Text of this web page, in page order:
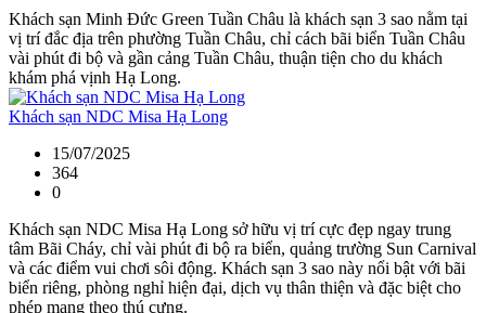
Khách sạn Minh Đức Green Tuần Châu là khách sạn 3 sao nằm tại
vị trí đắc địa trên phường Tuần Châu, chỉ cách bãi biển Tuần Châu
vài phút đi bộ và gần cảng Tuần Châu, thuận tiện cho du khách
khám phá vịnh Hạ Long.
Khách sạn NDC Misa Hạ Long
15/07/2025
364
0
Khách sạn NDC Misa Hạ Long sở hữu vị trí cực đẹp ngay trung
tâm Bãi Cháy, chỉ vài phút đi bộ ra biển, quảng trường Sun Carnival
và các điểm vui chơi sôi động. Khách sạn 3 sao này nổi bật với bãi
biển riêng, phòng nghỉ hiện đại, dịch vụ thân thiện và đặc biệt cho
phép mang theo thú cưng.